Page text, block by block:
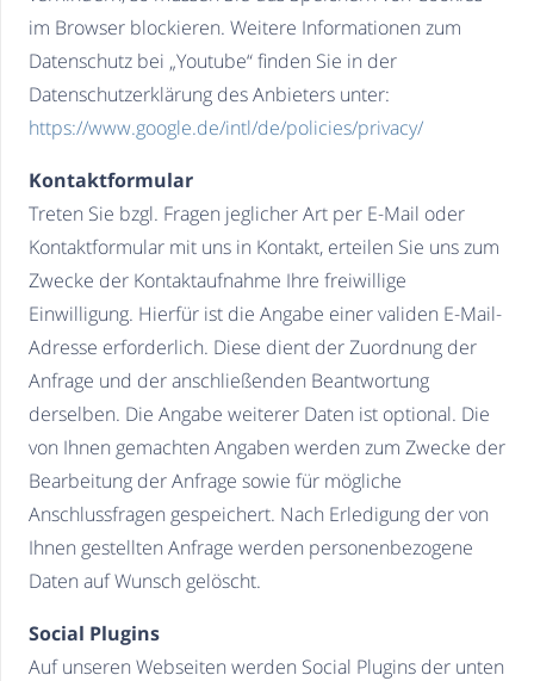
im Browser blockieren. Weitere Informationen zum
Datenschutz bei „Youtube“ finden Sie in der
Datenschutzerklärung des Anbieters unter:
https://www.google.de/intl/de/policies/privacy/
Kontaktformular
Treten Sie bzgl. Fragen jeglicher Art per E-Mail oder
Kontaktformular mit uns in Kontakt, erteilen Sie uns zum
Zwecke der Kontaktaufnahme Ihre freiwillige
Einwilligung. Hierfür ist die Angabe einer validen E-Mail-
Adresse erforderlich. Diese dient der Zuordnung der
Anfrage und der anschließenden Beantwortung
derselben. Die Angabe weiterer Daten ist optional. Die
von Ihnen gemachten Angaben werden zum Zwecke der
Bearbeitung der Anfrage sowie für mögliche
Anschlussfragen gespeichert. Nach Erledigung der von
Ihnen gestellten Anfrage werden personenbezogene
Daten auf Wunsch gelöscht.
Social Plugins
Auf unseren Webseiten werden Social Plugins der unten